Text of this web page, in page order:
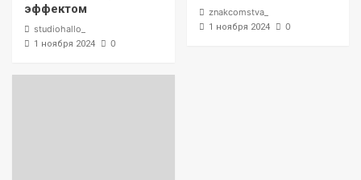
эффектом
studiohallo_
1 ноября 2024 0
znakcomstva_
1 ноября 2024 0